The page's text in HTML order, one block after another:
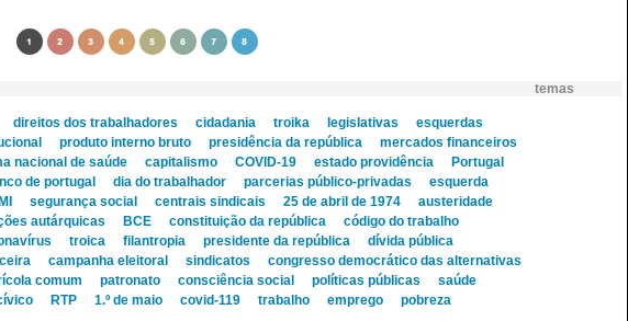
1 2 3 4 5 6 7 8
temas
direitos dos trabalhadores cidadania troika legislativas
esquerdas
produto interno bruto presidência da república
mercados financeiros
nacional de saúde capitalismo COVID-19 estado providência
Portugal
de portugal dia do trabalhador parcerias público-privadas
esquerda
segurança social centrais sindicais 25 de abril de 1974
austeridade
autárquicas BCE constituição da república
código do trabalho
troica filantropia presidente da república
dívida pública
campanha eleitoral sindicatos
congresso democrático das alternativas
comum patronato consciência social políticas públicas
saúde
RTP 1.º de maio covid-119 trabalho emprego pobreza